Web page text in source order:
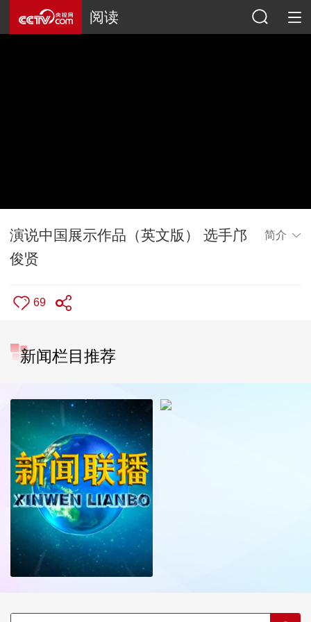
阅读
演说中国展示作品（英文版） 选手邝
俊贤
简介
69
新闻栏目推荐